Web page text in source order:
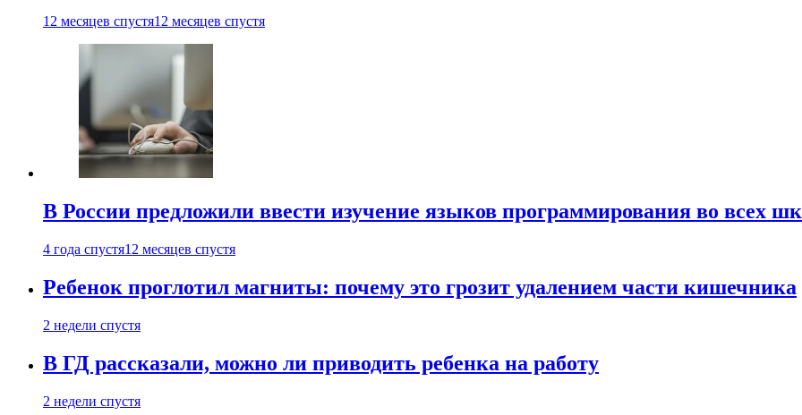
12 месяцев спустя12 месяцев спустя
В России предложили ввести изучение языков программирования во всех
4 года спустя12 месяцев спустя
Ребенок проглотил магниты: почему это грозит удалением части кишечника
2 недели спустя
В ГД рассказали, можно ли приводить ребенка на работу
2 недели спустя